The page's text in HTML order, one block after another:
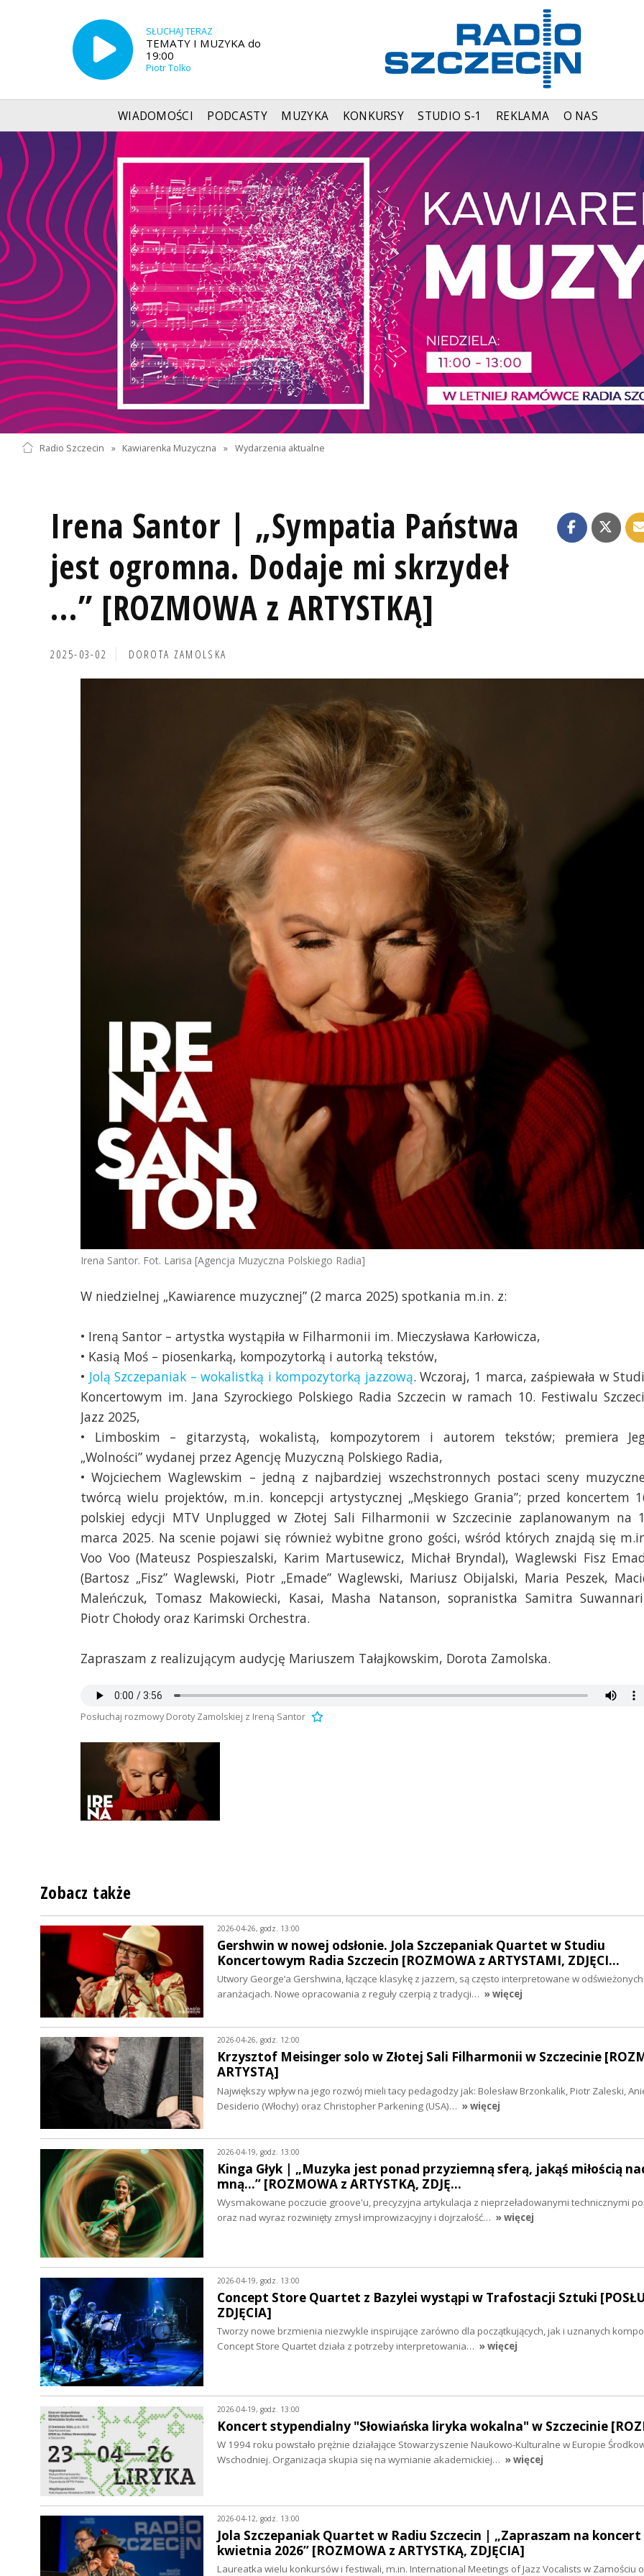
SŁUCHAJ TERAZ
TEMATY I MUZYKA do
19:00
Piotr Tolko
WIADOMOŚCI PODCASTY MUZYKA KONKURSY STUDIO S-1 REKLAMA O NAS
Radio Szczecin » Kawiarenka Muzyczna » Wydarzenia aktualne
Irena Santor | „Sympatia Państwa
jest ogromna. Dodaje mi skrzydeł
...” [ROZMOWA z ARTYSTKĄ]
2025-03-02 DOROTA ZAMOLSKA
Irena Santor. Fot. Larisa [Agencja Muzyczna Polskiego Radia]
W niedzielnej „Kawiarence muzycznej” (2 marca 2025) spotkania m.in. z:
• Ireną Santor – artystka wystąpiła w Filharmonii im. Mieczysława Karłowicza,
• Kasią Moś – piosenkarką, kompozytorką i autorką tekstów,
• Jolą Szczepaniak – wokalistką i kompozytorką jazzową. Wczoraj, 1 marca, zaśpiewała w
Koncertowym im. Jana Szyrockiego Polskiego Radia Szczecin w ramach 10. Festiwalu
Jazz 2025,
• Limboskim – gitarzystą, wokalistą, kompozytorem i autorem tekstów; premiera
„Wolności” wydanej przez Agencję Muzyczną Polskiego Radia,
• Wojciechem Waglewskim – jedną z najbardziej wszechstronnych postaci sceny
twórcą wielu projektów, m.in. koncepcji artystycznej „Męskiego Grania”; przed koncertem
polskiej edycji MTV Unplugged w Złotej Sali Filharmonii w Szczecinie zaplanowanym na
marca 2025. Na scenie pojawi się również wybitne grono gości, wśród których znajdą się
Voo Voo (Mateusz Pospieszalski, Karim Martusewicz, Michał Bryndal), Waglewski Fisz
(Bartosz „Fisz” Waglewski, Piotr „Emade” Waglewski, Mariusz Obijalski, Maria Peszek,
Maleńczuk, Tomasz Makowiecki, Kasai, Masha Natanson, sopranistka Samitra
Piotr Chołody oraz Karimski Orchestra.
Zapraszam z realizującym audycję Mariuszem Tałajkowskim, Dorota Zamolska.
Posłuchaj rozmowy Doroty Zamolskiej z Ireną Santor
Zobacz także
2026-04-26, godz. 13:00
Gershwin w nowej odsłonie. Jola Szczepaniak Quartet w Studiu
Koncertowym Radia Szczecin [ROZMOWA z ARTYSTAMI, ZDJĘCI…
Utwory George’a Gershwina, łączące klasykę z jazzem, są często interpretowane w odświeżonych
aranżacjach. Nowe opracowania z reguły czerpią z tradycji… » więcej
2026-04-26, godz. 12:00
Krzysztof Meisinger solo w Złotej Sali Filharmonii w Szczecinie
ARTYSTĄ]
Największy wpływ na jego rozwój mieli tacy pedagodzy jak: Bolesław Brzonkalik, Piotr Zaleski,
Desiderio (Włochy) oraz Christopher Parkening (USA)… » więcej
2026-04-19, godz. 13:00
Kinga Głyk | „Muzyka jest ponad przyziemną sferą, jakąś miłością
mną...” [ROZMOWA z ARTYSTKĄ, ZDJĘ…
Wysmakowane poczucie groove'u, precyzyjna artykulacja z nieprzeładowanymi technicznymi
oraz nad wyraz rozwinięty zmysł improwizacyjny i dojrzałość… » więcej
2026-04-19, godz. 13:00
Concept Store Quartet z Bazylei wystąpi w Trafostacji Sztuki
ZDJĘCIA]
Tworzy nowe brzmienia niezwykle inspirujące zarówno dla początkujących, jak i uznanych
Concept Store Quartet działa z potrzeby interpretowania… » więcej
2026-04-19, godz. 13:00
Koncert stypendialny "Słowiańska liryka wokalna" w Szczecinie
W 1994 roku powstało prężnie działające Stowarzyszenie Naukowo-Kulturalne w Europie
Wschodniej. Organizacja skupia się na wymianie akademickiej… » więcej
2026-04-12, godz. 13:00
Jola Szczepaniak Quartet w Radiu Szczecin | „Zapraszam na koncert
kwietnia 2026” [ROZMOWA z ARTYSTKĄ, ZDJĘCIA]
Laureatka wielu konkursów i festiwali, m.in. International Meetings of Jazz Vocalists w Zamościu